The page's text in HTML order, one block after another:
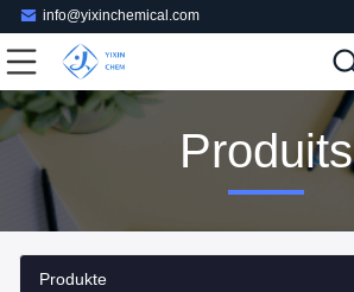
info@yixinchemical.com
Produits
Produkte